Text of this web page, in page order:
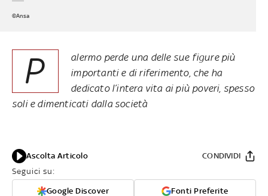
©Ansa
P
alermo perde una delle sue figure più
importanti e di riferimento, che ha
dedicato l’intera vita ai più poveri, spesso
soli e dimenticati dalla società
Ascolta Articolo
Seguici su:
Google Discover Fonti Preferite
CONDIVIDI